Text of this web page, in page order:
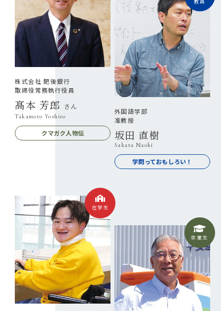
株式会社 肥後銀行
取締役常務執行役員
髙本 芳郎 さん
Takamoto Yoshiro
クマガク人物伝
外国語学部
准教授
坂田 直樹
Sakata Naoki
学問っておもしろい！
在学生
卒業生